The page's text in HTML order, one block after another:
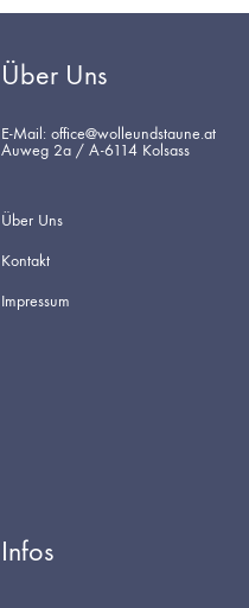
Über Uns
E-Mail: office@wolleundstaune.at
Auweg 2a / A-6114 Kolsass
Über Uns
Kontakt
Impressum
Infos